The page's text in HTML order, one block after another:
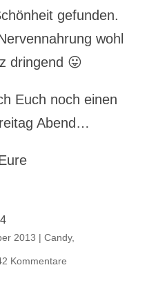
gefunden.
wohl
dringend 😛
Euch noch einen
Abend…
2013 | Candy,
Kommentare